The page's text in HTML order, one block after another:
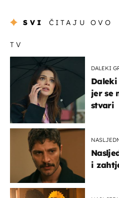
SVI ČITAJU OVO
TV
DALEKI
jer se
stvari
i